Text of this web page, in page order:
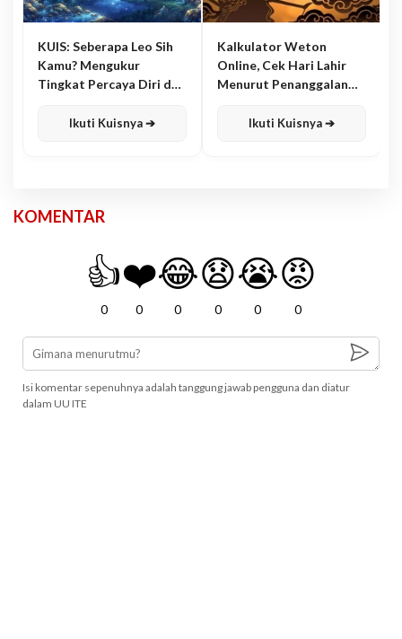
KUIS: Seberapa Leo Sih
Kamu? Mengukur
Tingkat Percaya Diri dan
Ikuti Kuisnya ➔
Kalkulator Weton
Online, Cek Hari Lahir
Menurut Penanggalan
Ikuti Kuisnya ➔
KOMENTAR
👍
0
❤️
0
😂
0
😧
0
😭
0
😡
0
Isi komentar sepenuhnya adalah tanggung jawab pengguna dan diatur
dalam UU ITE